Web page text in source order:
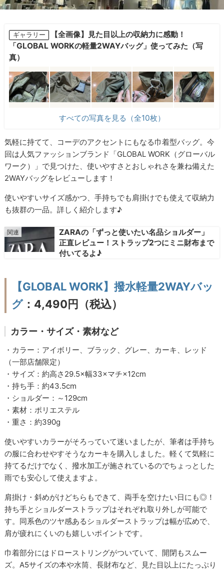
ギャラリー
【全画像】見た目以上の収納力に感動！
「GLOBAL WORKの軽量2WAYバッグ」使ってみた（写
真）
すべての写真を見る（全10枚）
気軽に持てて、コーデのアクセントにもなる巾着型バッグ。今
回は人気ファッションブランド「GLOBAL WORK（グローバル
ワーク）」で見つけた、使いやすさとおしゃれさを兼ね備えた
2WAYバッグをレビューします！
使いやすいサイズ感かつ、手持ちでも肩掛けでも使えて収納力
も抜群の一品。詳しく紹介します♪
ZARAの「ずっと使いたい名品ショルダー」
正直レビュー！ストラップ2つにミニ財布まで
付いてるよ♪
【GLOBAL WORK】撥水軽量2WAYバッ
グ：4,490円（税込）
カラー・サイズ・素材など
・カラー：アイボリー、ブラック、グレー、カーキ、レッド
（一部店舗限定）
・サイズ：約高さ29.5×幅33×マチ×12cm
・持ち手：約43.5cm
・ショルダー：～129cm
・素材：ポリエステル
・重さ：約390g
使いやすいカラーがそろっていて迷いましたが、筆者は手持ち
の服に合わせやすそうなカーキを購入しました。軽くて気軽に
持てるだけでなく、撥水加工が施されているのでちょっとした
雨でも安心して使えますよ。
肩掛け・斜めがけどちらもできて、両手を空けたい日にも◎！
持ち手とショルダーストラップはそれぞれ取り外しが可能で
す。同系色のツヤ感あるショルダーストラップは幅が広めで、
肩が疲れにくいのも嬉しいポイントです。
巾着部分にはドローストリングがついていて、開閉もスムー
ズ。A5サイズの本や水筒、長財布など、見た目以上にたっぷり